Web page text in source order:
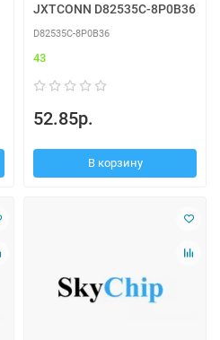
JXTCONN D82535C-8P0B36
D82535C-8P0B36
43
52.85р.
В корзину